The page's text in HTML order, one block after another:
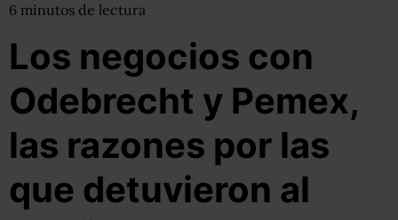
6 minutos de lectura
Los negocios con
Odebrecht y Pemex,
las razones por las
que detuvieron al